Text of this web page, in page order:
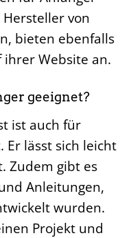
von
bieten ebenfalls
Website an.
geeignet?
ist auch für
Er lässt sich leicht
Zudem gibt es
Anleitungen,
wurden.
Projekt und